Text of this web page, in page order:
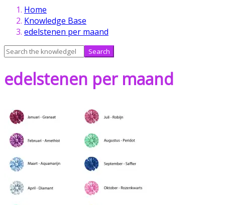
Skip
content
Home
Knowledge Base
edelstenen per maand
Search
edelstenen per maand